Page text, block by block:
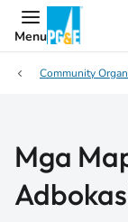
Menu
Community
Mga